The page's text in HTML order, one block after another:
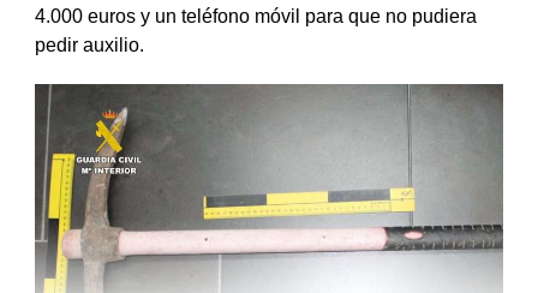
4.000 euros y un teléfono móvil para que no pudiera
pedir auxilio.